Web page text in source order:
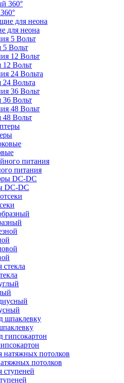
для неона
5 Вольт
12 Вольт
Вольта
36 Вольт
48 Вольт
питания
DC-DC
потолков